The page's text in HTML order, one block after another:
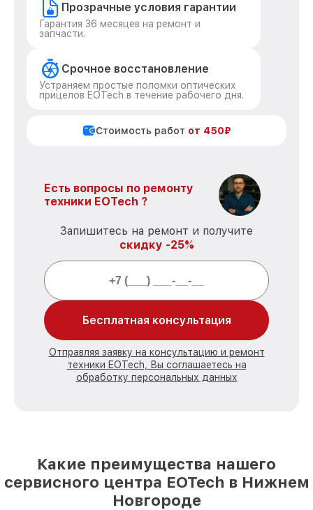
Прозрачные условия гарантии
Гарантия 36 месяцев на ремонт и
запчасти.
Срочное восстановление
Устраняем простые поломки оптических
прицелов EOTech в течение рабочего дня.
Стоимость работ от 450₽
Есть вопросы по ремонту
техники EOTech ?
Запишитесь на ремонт и получите
скидку -25%
Бесплатная консультация
Отправляя заявку на консультацию и ремонт
техники EOTech, Вы соглашаетесь на
обработку персональных данных
Какие преимущества нашего
сервисного центра EOTech в Нижнем
Новгороде